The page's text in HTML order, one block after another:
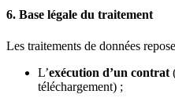
6. Base légale du traitement
Les traitements de données
L’exécution d’un contrat
téléchargement) ;